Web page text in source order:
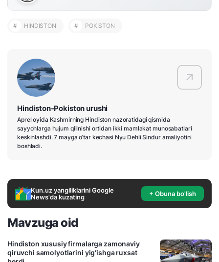
# HINDISTON # POKISTON
Hindiston-Pokiston urushi
Aprel oyida Kashmirning Hindiston nazoratidagi qismida
sayyohlarga hujum qilinishi ortidan ikki mamlakat munosabatlari
keskinlashdi. 7 mayga o‘tar kechasi Nyu Dehli Sindur amaliyotini
boshladi.
Kun.uz yangiliklarini Google
News'da kuzating
+ Obuna bo'lish
Mavzuga oid
Hindiston xususiy firmalarga zamonaviy
qiruvchi samolyotlarini yig‘ishga ruxsat